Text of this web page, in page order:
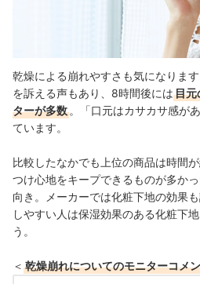
乾燥による崩れやすさも気になりま
を訴える声もあり、8時間後には目元
ターが多数 。「口元はカサカサ感が
ています。
比較したなかでも上位の商品は時間
つけ心地をキープできるものが多か
向き。
メーカーでは化粧下地の効果
しやすい人は保湿効果のある化粧下
う。
＜ 乾燥崩れについてのモニターコメ